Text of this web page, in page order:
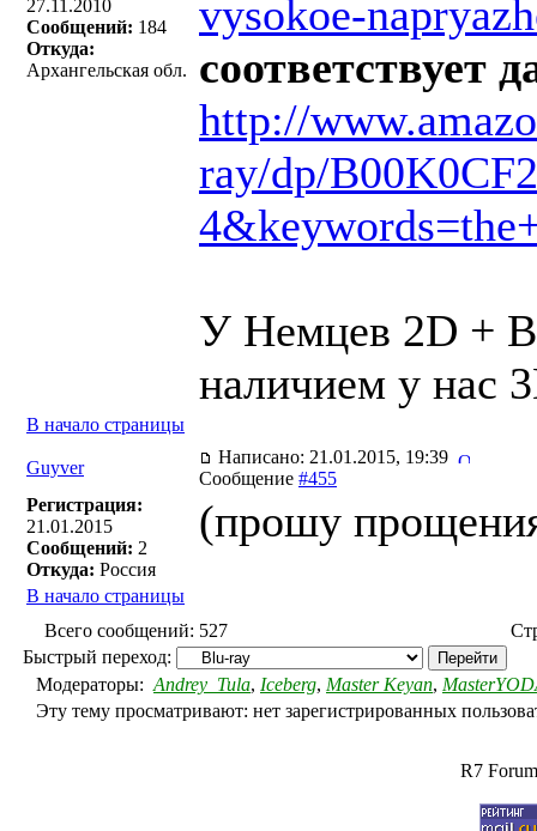
27.11.2010
Сообщений: 184
Откуда:
Архангельская обл.
vysokoe-
соответствует
http://
ray/dp/
У Немцев 2D +
наличием у нас
В начало страницы
Guyver
Написано: 21.01.2015, 19:39
Сообщение #455
Регистрация:
21.01.2015
Сообщений: 2
Откуда: Россия
(прошу
В начало страницы
Всего сообщений: 527
Быстрый переход:
Модераторы: Andrey_Tula, Iceberg, Master Keyan,
Эту тему просматривают: нет зарегистрированных
R7